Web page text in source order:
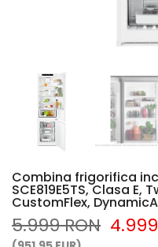
Combina frigorifica
SCE819E5TS, Clasa E,
CustomFlex,
5.999 RON